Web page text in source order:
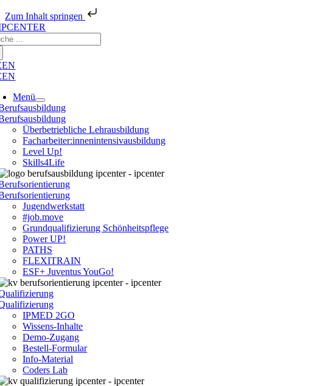
Zum Inhalt springen
Zum
Inhalt
springen
EN
EN
Menü
Überbetriebliche Lehrausbildung
Facharbeiter:innenintensivausbildung
Level Up!
Skills4Life
Jugendwerkstatt
#job.move
Grundqualifizierung Schönheitspflege
Power UP!
PATHS
FLEXITRAIN
ESF+ Juventus YouGo!
IPMED 2GO
Wissens-Inhalte
Demo-Zugang
Bestell-Formular
Info-Material
Coders Lab